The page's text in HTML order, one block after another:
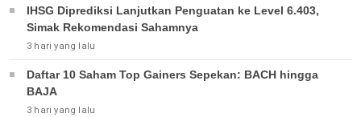
IHSG Diprediksi Lanjutkan Penguatan ke Level 6.403,
Simak Rekomendasi Sahamnya
3 hari yang lalu
Daftar 10 Saham Top Gainers Sepekan: BACH hingga
BAJA
3 hari yang lalu